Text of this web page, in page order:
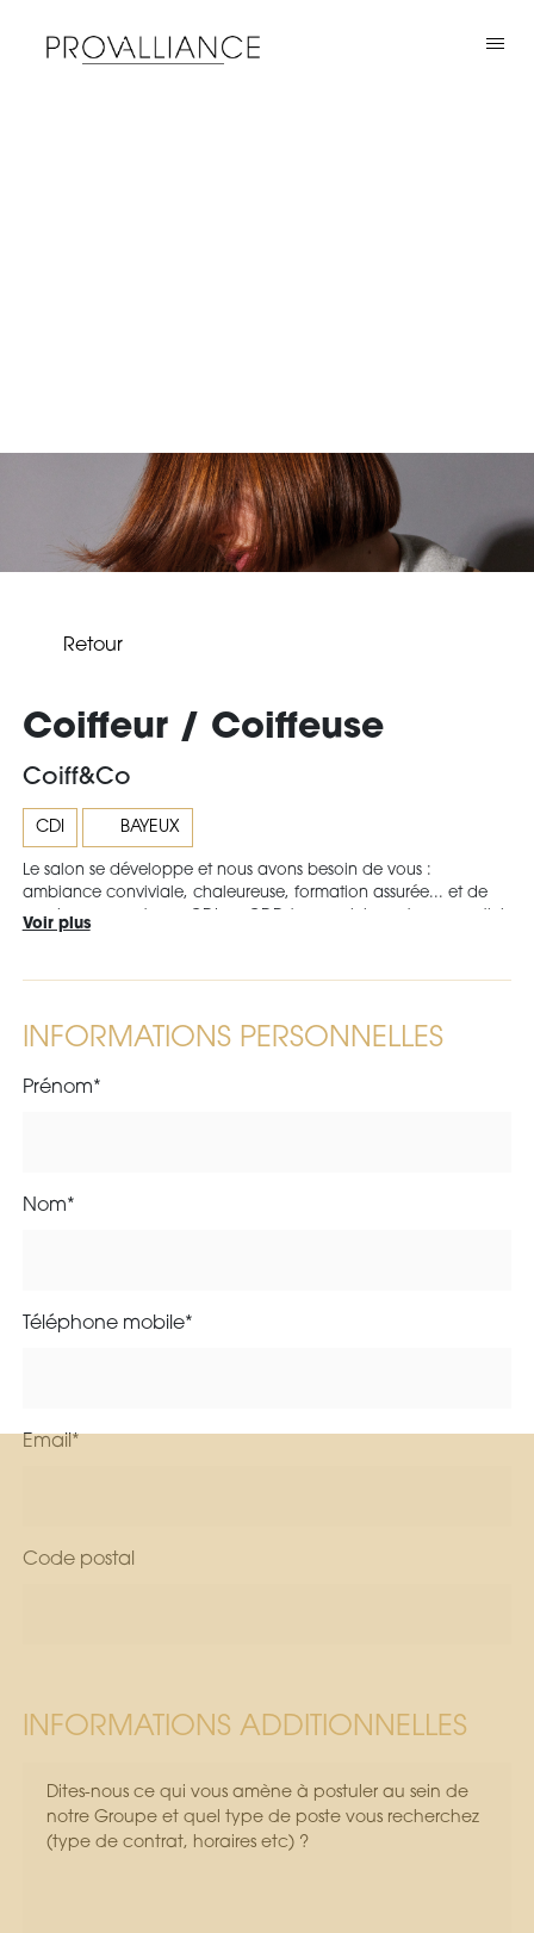
Retour
Coiffeur / Coiffeuse
Coiff&Co
CDI BAYEUX
Le salon se développe et nous avons besoin de vous :
ambiance conviviale, chaleureuse, formation assurée... et de
nombreux avantages CDI ou CDD temps plein ou temps partiel,
Voir plus
INFORMATIONS PERSONNELLES
Prénom*
Nom*
Téléphone mobile*
Email*
Code postal
INFORMATIONS ADDITIONNELLES